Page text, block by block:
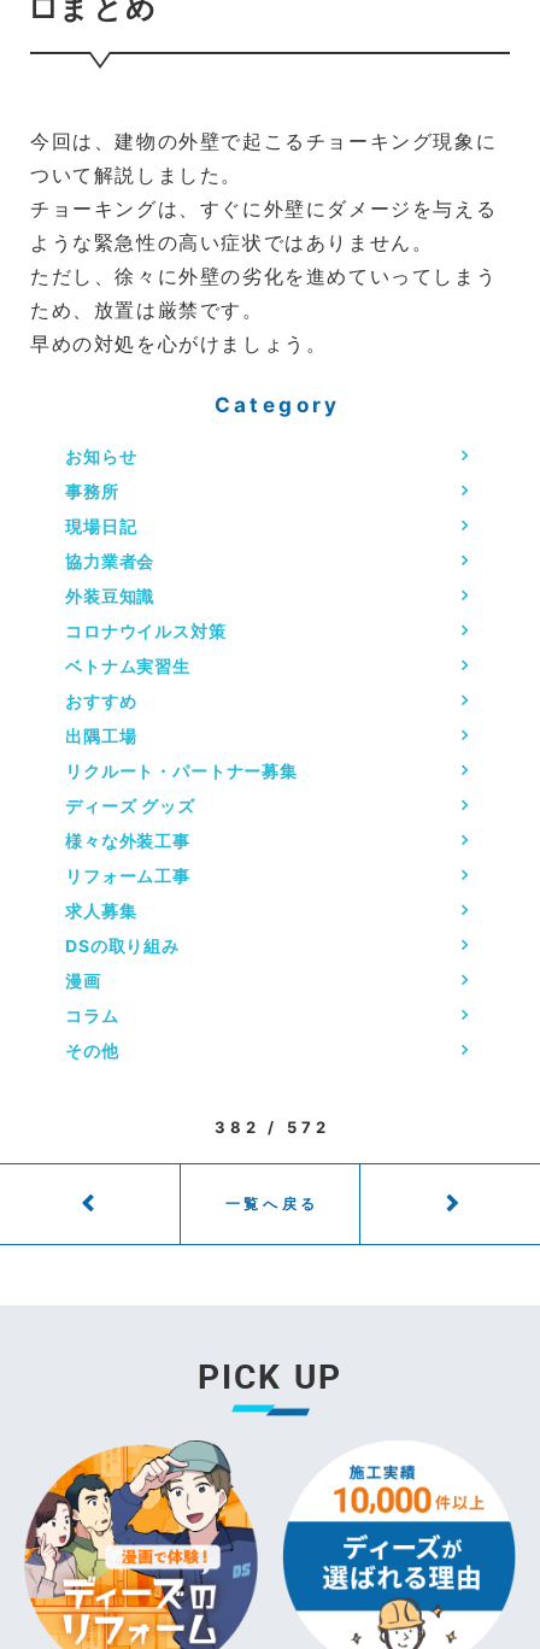
□まとめ
今回は、建物の外壁で起こるチョーキング現象に
ついて解説しました。
チョーキングは、すぐに外壁にダメージを与える
ような緊急性の高い症状ではありません。
ただし、徐々に外壁の劣化を進めていってしまう
ため、放置は厳禁です。
早めの対処を心がけましょう。
Category
お知らせ
事務所
現場日記
協力業者会
外装豆知識
コロナウイルス対策
ベトナム実習生
おすすめ
出隅工場
リクルート・パートナー募集
ディーズ グッズ
様々な外装工事
リフォーム工事
求人募集
DSの取り組み
漫画
コラム
その他
382 / 572
一覧へ戻る
PICK UP